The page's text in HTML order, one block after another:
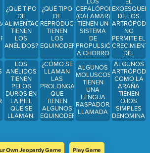
¿QUÉ TIPO
DE
ALIMENTACIÓN
TIENEN
LOS
ANÉLIDOS?
LOS
ANÉLIDOS
TIENEN
PELOS
DUROS EN
LA PIEL
QUE SE
LLAMAN:
¿QUÉ TIPO
DE
REPRODUCCIÓN
TIENEN
LOS
EQUINODERMOS?
¿CÓMO SE
LLAMAN
LAS
PROLONGACIONES
QUE
TIENEN
ALGUNOS
EQUINODERMOS
TERMINADAS
QUE
CEFALÓPODOS
(CALAMAR)
TIENEN UN
SISTEMA
DE
PROPULSIÓN
A CHORRO
DENOMINADO:
ALGUNOS
MOLUSCOS
TIENEN
UNA
LENGUA
RASPADORA
LLAMADA
DE LOS
NO
PERMITE EL
DEL
ANIMAL,
POR LO
QUE DEBE
SER
SUSTITUIDO
POR OTRO
MÁS
GRANDE
EN OTRO
ALGUNOS
COMO LA
ARAÑA
TIENEN
OJOS
SIMPLES
Own Jeopardy Game Play Game